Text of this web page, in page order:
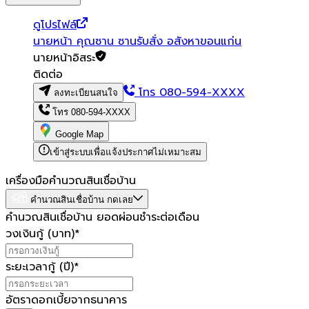
ดูโปรไฟล์
นายหน้า คุณซาน ซานรับสั่ง อสังหาขอนแก่น
นายหน้าอิสระ
ติดต่อ
ลงทะเบียนสนใจ โทร080-594-XXXX
โทร 080-594-XXXX
Google Map
เข้าสู่ระบบเพื่อแจ้งประกาศไม่เหมาะสม
เครื่องมือคำนวณสินเชื่อบ้าน
คำนวณสินเชื่อบ้าน กดเลย
คำนวณสินเชื่อบ้าน ยอดผ่อนชำระต่อเดือน
วงเงินกู้ (บาท)*
ระยะเวลากู้ (ปี)*
อัตราดอกเบี้ยจากธนาคาร